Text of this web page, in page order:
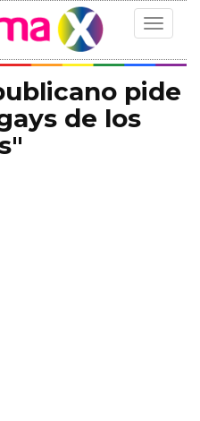
Toggle
pide
de los